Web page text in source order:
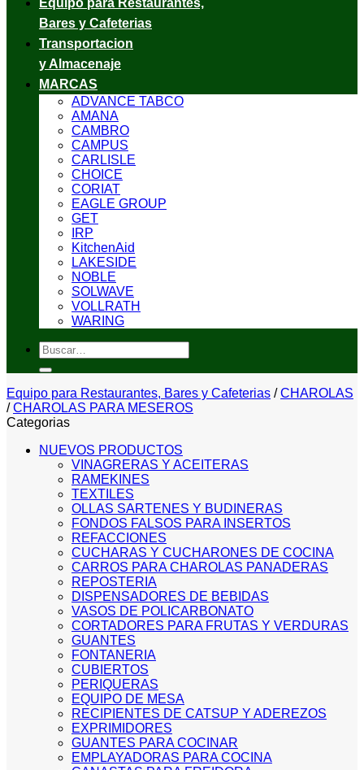
Equipo para Restaurantes,
Bares y Cafeterias
Transportacion
y Almacenaje
MARCAS
ADVANCE TABCO
AMANA
CAMBRO
CAMPUS
CARLISLE
CHOICE
CORIAT
EAGLE GROUP
GET
IRP
KitchenAid
LAKESIDE
NOBLE
SOLWAVE
VOLLRATH
WARING
Buscar
por:
Equipo para Restaurantes, Bares y Cafeterias / CHAROLAS
/ CHAROLAS PARA MESEROS
Categorias
NUEVOS PRODUCTOS
VINAGRERAS Y ACEITERAS
RAMEKINES
TEXTILES
OLLAS SARTENES Y BUDINERAS
FONDOS FALSOS PARA INSERTOS
REFACCIONES
CUCHARAS Y CUCHARONES DE COCINA
CARROS PARA CHAROLAS PANADERAS
REPOSTERIA
DISPENSADORES DE BEBIDAS
VASOS DE POLICARBONATO
CORTADORES PARA FRUTAS Y VERDURAS
GUANTES
FONTANERIA
CUBIERTOS
PERIQUERAS
EQUIPO DE MESA
RECIPIENTES DE CATSUP Y ADEREZOS
EXPRIMIDORES
GUANTES PARA COCINAR
EMPLAYADORAS PARA COCINA